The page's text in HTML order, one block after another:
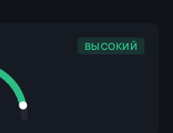
ВЫСОКИЙ